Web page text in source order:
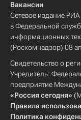
Вакансии
Сетевое издание
в Федеральной
информационных
(Роскомнадзор) 08
Свидетельство о
Учредитель:
предприятие
«Россия сегодня»
Правила
Политика